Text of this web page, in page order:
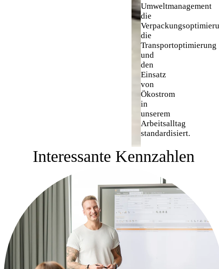
Umweltmanagement
die
die
Transportoptimierung
und
den
Einsatz
von
Ökostrom
in
unserem
Arbeitsalltag
standardisiert.
Interessante Kennzahlen